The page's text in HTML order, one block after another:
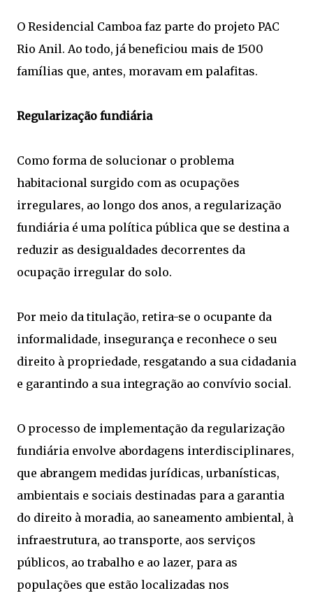
O Residencial Camboa faz parte do projeto PAC
Rio Anil. Ao todo, já beneficiou mais de 1500
famílias que, antes, moravam em palafitas.
Regularização fundiária
Como forma de solucionar o problema
habitacional surgido com as ocupações
irregulares, ao longo dos anos, a regularização
fundiária é uma política pública que se destina a
reduzir as desigualdades decorrentes da
ocupação irregular do solo.
Por meio da titulação, retira-se o ocupante da
informalidade, insegurança e reconhece o seu
direito à propriedade, resgatando a sua cidadania
e garantindo a sua integração ao convívio social.
O processo de implementação da regularização
fundiária envolve abordagens interdisciplinares,
que abrangem medidas jurídicas, urbanísticas,
ambientais e sociais destinadas para a garantia
do direito à moradia, ao saneamento ambiental, à
infraestrutura, ao transporte, aos serviços
públicos, ao trabalho e ao lazer, para as
populações que estão localizadas nos